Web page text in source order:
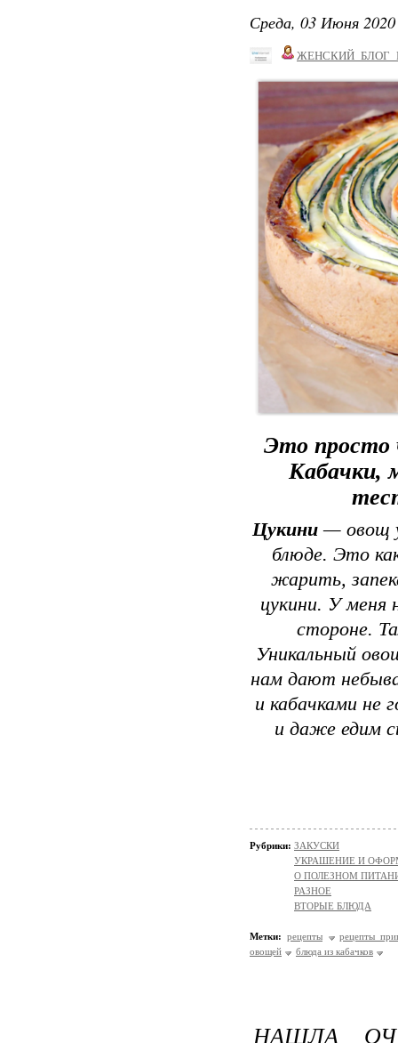
Среда, 03 Июня
Это просто
Кабачки,
Цукини — овощ
блюде. Это
жарить,
цукини. У меня
стороне.
Уникальный
нам дают
и кабачками не
и даже едим
Рубрики: ЗАКУСКИ
УКРАШЕНИЕ И
О ПОЛЕЗНОМ
РАЗНОЕ
ВТОРЫЕ БЛЮДА
Метки: рецепты
рецепты
овощей
блюда из кабачков
НАШЛА